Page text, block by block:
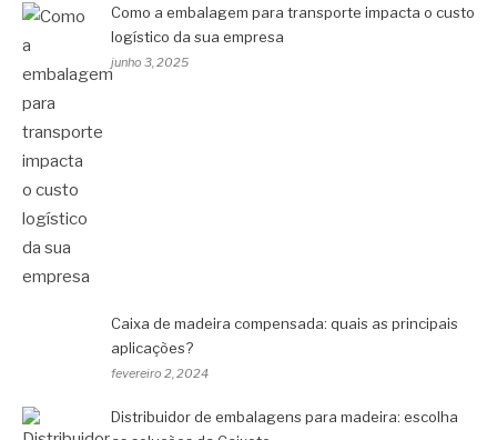
Como a embalagem para transporte impacta o custo
logístico da sua empresa
junho 3, 2025
Caixa de madeira compensada: quais as principais
aplicações?
fevereiro 2, 2024
Distribuidor de embalagens para madeira: escolha